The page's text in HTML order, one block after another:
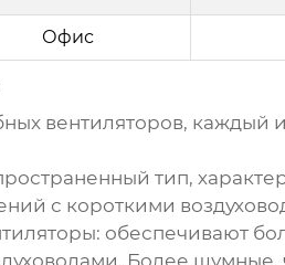
Офис
вентиляторов, каждый
тип,
с короткими
: обеспечивают